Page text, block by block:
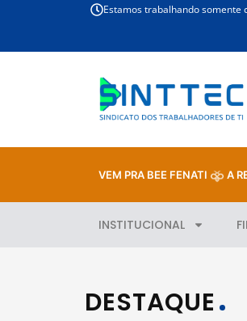
Estamos trabalhando somente
VEM PRA BEE FENATI A
INSTITUCIONAL
DESTAQUE